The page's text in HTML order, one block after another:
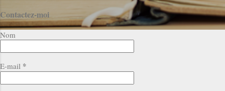
Contactez-moi
Nom
E-mail *